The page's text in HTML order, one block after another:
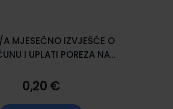
MJESEČNO IZVJEŠĆE O
I UPLATI POREZA NA
x 21 cm
0,20 €